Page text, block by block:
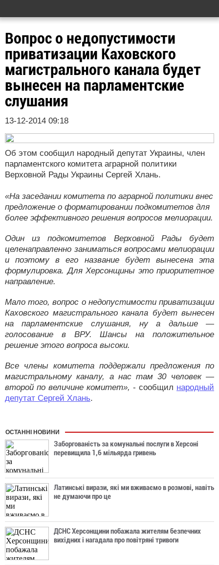
Вопрос о недопустимости
приватизации Каховского
магистрального канала будет
вынесен на парламентские
слушания
13-12-2014 09:18
Об этом сообщил народный депутат Украины, член
парламентского комитета аграрной политики
Верховной Рады Украины Сергей Хлань.
«На заседании комитета по аграрной политики внес
предложение о форматировании подкомитетов для
более эффективного решения вопросов мелиорации.
Один из подкомитетов Верховной Рады будет
целенаправленно заниматься вопросами мелиорации
и поэтому в его название будет вынесена эта
формулировка. Для Херсонщины это приоритетное
направление.
Мало того, вопрос о недопустимости приватизации
Каховского магистрального канала будет вынесен
на парламентские слушания, ну а дальше —
голосование в ВРУ. Шансы на положительное
решение этого вопроса высоки.
Все члены комитета поддержали предложения по
магистральному каналу, а нас там 30 человек —
второй по величине комитет», - сообщил народный
депутат Сергей Хлань.
ОСТАННІ НОВИНИ
Заборгованість за комунальні послуги в Херсоні
перевищила 1,6 мільярда гривень
Латинські вирази, які ми вживаємо в розмові, навіть
не думаючи про це
ДСНС Херсонщини побажала жителям безпечних
вихідних і нагадала про повітряні тривоги